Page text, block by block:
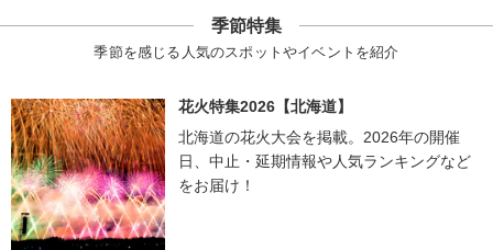
季節特集
季節を感じる人気のスポットやイベントを紹介
花火特集2026【北海道】
北海道の花火大会を掲載。2026年の開催
日、中止・延期情報や人気ランキングなど
をお届け！